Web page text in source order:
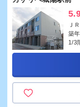
Ｊ
築
1/3